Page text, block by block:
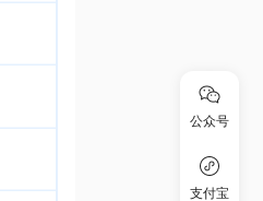
公众号
支付宝